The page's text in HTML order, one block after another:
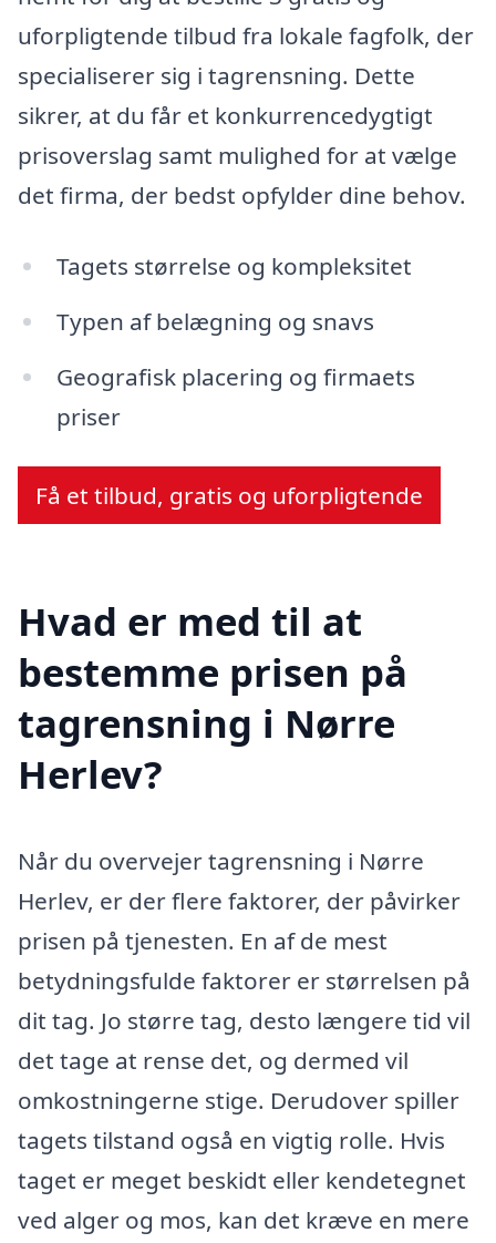
uforpligtende tilbud fra lokale fagfolk, der
specialiserer sig i tagrensning. Dette
sikrer, at du får et konkurrencedygtigt
prisoverslag samt mulighed for at vælge
det firma, der bedst opfylder dine behov.
Tagets størrelse og kompleksitet
Typen af belægning og snavs
Geografisk placering og firmaets
priser
Få et tilbud, gratis og uforpligtende
Hvad er med til at
bestemme prisen på
tagrensning i Nørre
Herlev?
Når du overvejer tagrensning i Nørre
Herlev, er der flere faktorer, der påvirker
prisen på tjenesten. En af de mest
betydningsfulde faktorer er størrelsen på
dit tag. Jo større tag, desto længere tid vil
det tage at rense det, og dermed vil
omkostningerne stige. Derudover spiller
tagets tilstand også en vigtig rolle. Hvis
taget er meget beskidt eller kendetegnet
ved alger og mos, kan det kræve en mere